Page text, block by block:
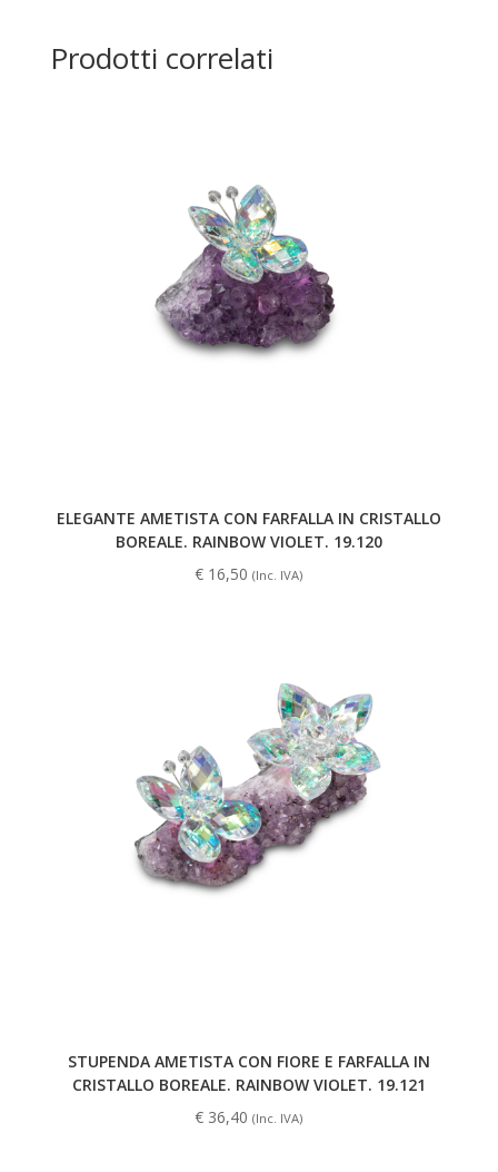
Prodotti correlati
ELEGANTE AMETISTA CON FARFALLA IN CRISTALLO
BOREALE. RAINBOW VIOLET. 19.120
€ 16,50 (Inc. IVA)
STUPENDA AMETISTA CON FIORE E FARFALLA IN
CRISTALLO BOREALE. RAINBOW VIOLET. 19.121
€ 36,40 (Inc. IVA)